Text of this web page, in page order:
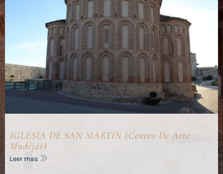
IGLESIA DE SAN MARTIN (Centro De Arte
Mudéjar)
Leer mas